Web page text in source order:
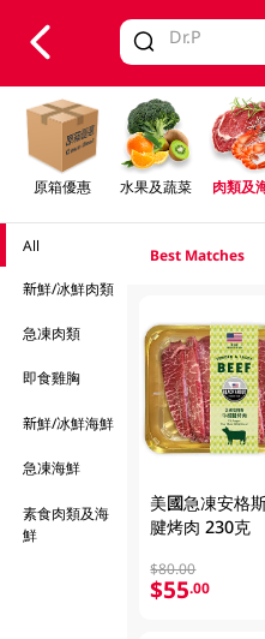
Valid Until 30 June
原箱優惠 水果及蔬菜 肉類及
All
新鮮/冰鮮肉類
急凍肉類
即食雞胸
新鮮/冰鮮海鮮
急凍海鮮
素食肉類及海
鮮
Best Matches
美國急凍安格
腱烤肉 230克
$80.00
$55.00